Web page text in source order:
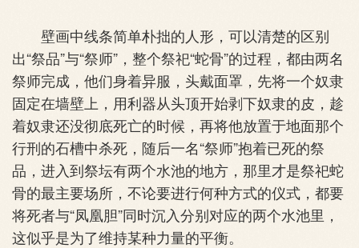
壁画中线条简单朴拙的人形，可以清楚的区别
出“祭品”与“祭师”，整个祭祀“蛇骨”的过程，都由两名
祭师完成，他们身着异服，头戴面罩，先将一个奴隶
固定在墙壁上，用利器从头顶开始剥下奴隶的皮，趁
着奴隶还没彻底死亡的时候，再将他放置于地面那个
行刑的石槽中杀死，随后一名“祭师”抱着已死的祭
品，进入到祭坛有两个水池的地方，那里才是祭祀蛇
骨的最主要场所，不论要进行何种方式的仪式，都要
将死者与“凤凰胆”同时沉入分别对应的两个水池里，
这似乎是为了维持某种力量的平衡。